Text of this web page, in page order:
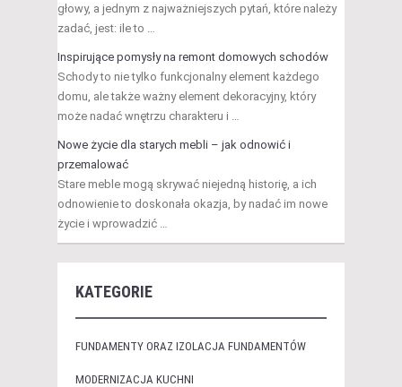
głowy, a jednym z najważniejszych pytań, które należy
zadać, jest: ile to …
Inspirujące pomysły na remont domowych schodów
Schody to nie tylko funkcjonalny element każdego
domu, ale także ważny element dekoracyjny, który
może nadać wnętrzu charakteru i …
Nowe życie dla starych mebli – jak odnowić i
przemalować
Stare meble mogą skrywać niejedną historię, a ich
odnowienie to doskonała okazja, by nadać im nowe
życie i wprowadzić …
KATEGORIE
FUNDAMENTY ORAZ IZOLACJA FUNDAMENTÓW
MODERNIZACJA KUCHNI